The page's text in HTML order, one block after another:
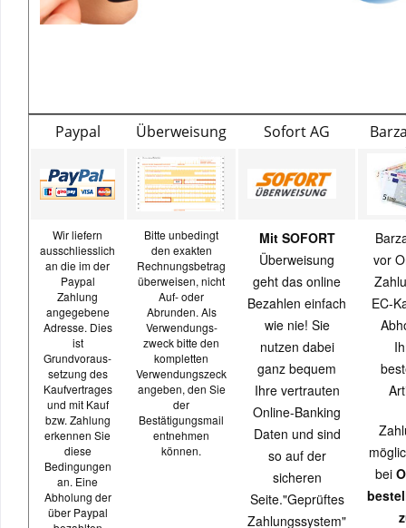
Paypal Überweisung Sofort AG
Wir liefern
ausschliesslich
an die im der
Paypal
Zahlung
angegebene
Adresse. Dies
ist
Grundvoraus-
setzung des
Kaufvertrages
und mit Kauf
bzw. Zahlung
erkennen Sie
diese
Bedingungen
an. Eine
Abholung der
über Paypal
Bitte unbedingt
den exakten
Rechnungsbetrag
überweisen, nicht
Auf- oder
Abrunden. Als
Verwendungs-
zweck bitte den
kompletten
Verwendungszeck
angeben, den Sie
der
Bestätigungsmail
entnehmen
können.
Mit SOFORT
Überweisung
geht das online
Bezahlen einfach
wie nie! Sie
nutzen dabei
ganz bequem
Ihre vertrauten
Online-Banking
Daten und sind
so auf der
sicheren
Seite."Geprüftes
Zahlungssystem"
vor
EC-
bei